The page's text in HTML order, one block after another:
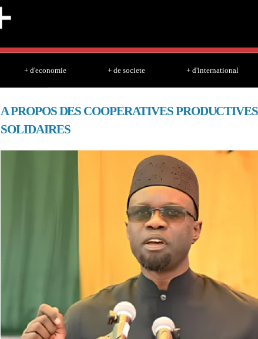
+ d'economie + de societe + d'international
A PROPOS DES COOPERATIVES
SOLIDAIRES